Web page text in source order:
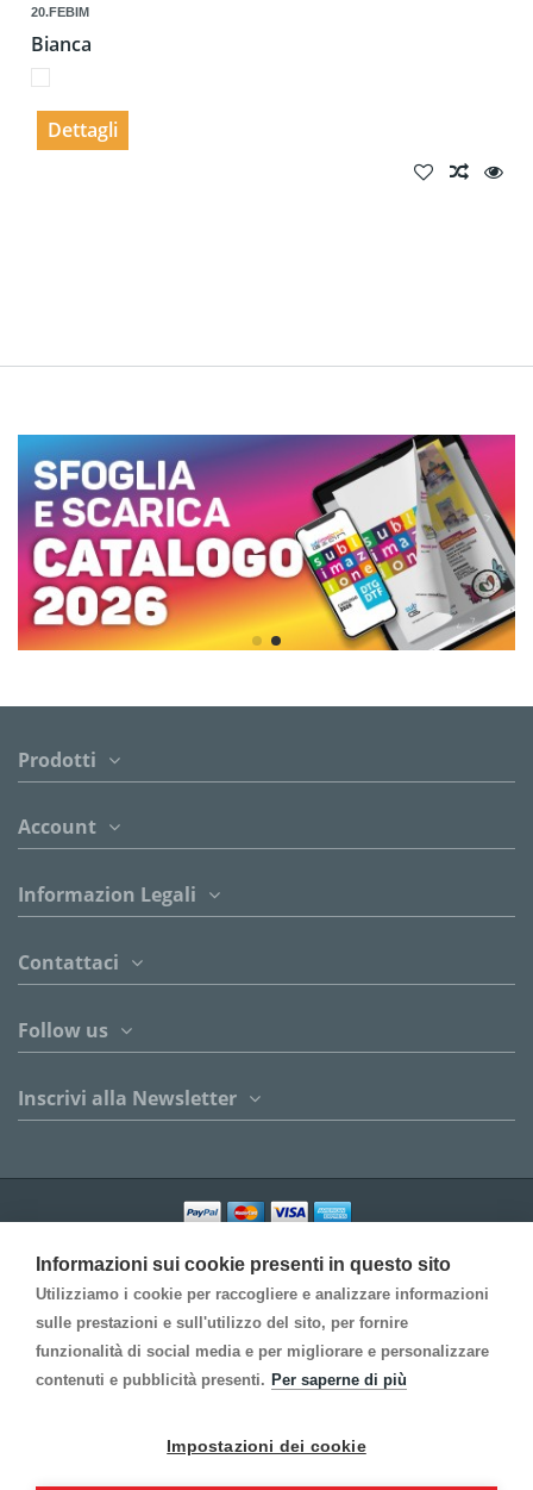
Informazioni sui cookie presenti in questo sito
Utilizziamo i cookie per raccogliere e analizzare informazioni
sulle prestazioni e sull'utilizzo del sito, per fornire
funzionalità di social media e per migliorare e personalizzare
contenuti e pubblicità presenti. Per saperne di più
Impostazioni dei cookie
20.FEBIM
Bianca
Dettagli
Prodotti
Account
Informazion Legali
Contattaci
Follow us
Inscrivi alla Newsletter
©2021 Gi-An S.r.l. - Tutti i diritti riservati.